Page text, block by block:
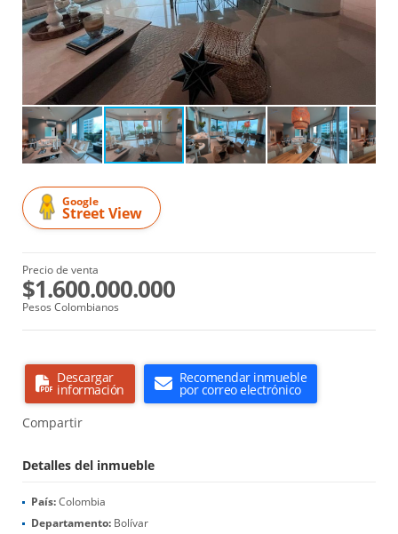
Google
Street View
Precio de venta
$1.600.000.000
Pesos Colombianos
Descargar
información
Recomendar inmueble
por correo electrónico
Compartir
Detalles del inmueble
País:Colombia
Departamento: Bolívar